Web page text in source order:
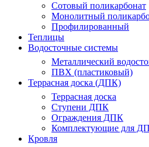
Сотовый поликарбонат
Монолитный
Профилированный
Теплицы
Водосточные системы
Металлический
ПВХ (пластиковый)
Террасная доска (ДПК)
Террасная доска
Ступени ДПК
Ограждения ДПК
Комплектующие для
Кровля